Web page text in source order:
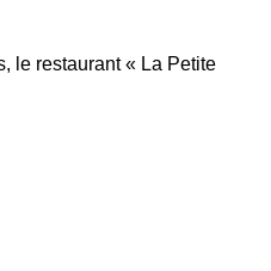
le restaurant « La Petite